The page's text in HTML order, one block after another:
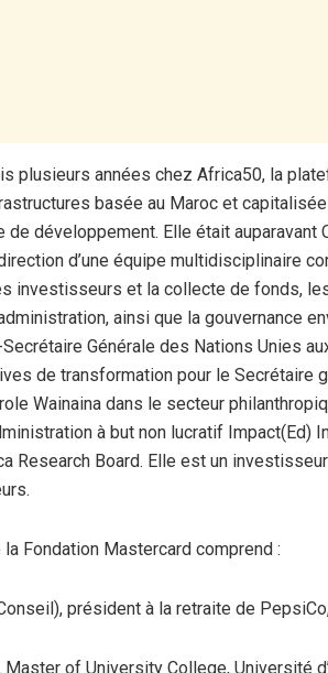
plusieurs années chez Africa50, la
basée au Maroc et
développement. Elle était auparavant
d’une équipe multidisciplinaire
investisseurs et la collecte de fonds,
ainsi que la gouvernance
Générale des Nations Unies
de transformation pour le Secrétaire
Wainaina dans le secteur
à but non lucratif Impact(Ed)
Research Board. Elle est un
Fondation Mastercard comprend :
président à la retraite de
Master of University College, Université